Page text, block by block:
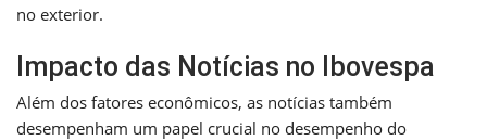
no exterior.
Impacto das Notícias no Ibovespa
Além dos fatores econômicos, as notícias também
desempenham um papel crucial no desempenho do